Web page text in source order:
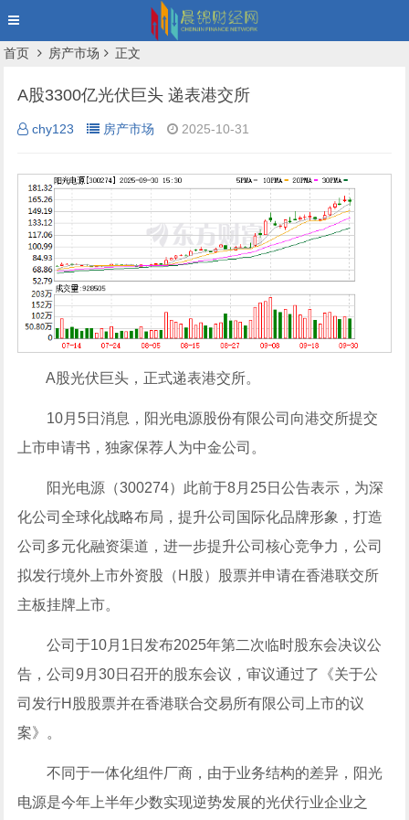
首页 房产市场 正文
A股3300亿光伏巨头 递表港交所
chy123 房产市场 2025-10-31
A股光伏巨头，正式递表港交所。
10月5日消息， 阳光电源股份有限公司向港交所提交
上市申请书，独家保荐人为中金公司 。
阳光电源 （300274）此前于8月25日公告表示，为深
化公司全球化战略布局，提升公司国际化品牌形象，打造
公司多元化融资渠道，进一步提升公司核心竞争力，公司
拟发行境外上市外资股（H股）
股票并申请在香港联交所
主板挂牌上市。
公司于10月1日发布2025年第二次临时股东会决议公
告，公司9月30日召开的股东会议，审议通过了《关于公
司发行H股股票并在香港联合交易所有限公司上市的议
案》。
不同于一体化组件厂商，由于业务结构的差异， 阳光
电源是今年上半年少数实现逆势发展的光伏行业企业之